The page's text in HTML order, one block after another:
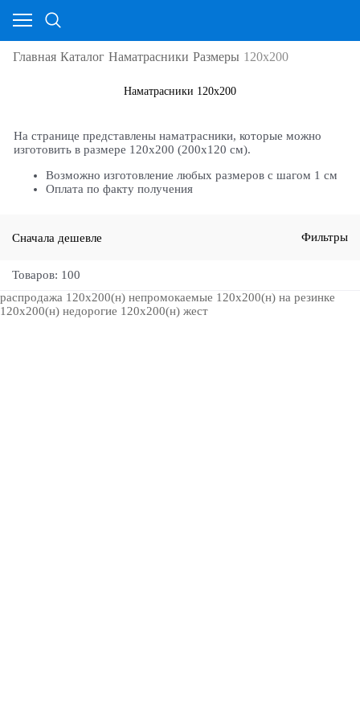
Главная Каталог Наматрасники Размеры 120х200
Наматрасники 120х200
На странице представлены наматрасники, которые можно
изготовить в размере 120х200 (200х120 см).
Возможно изготовление любых размеров с шагом 1 см
Оплата по факту получения
Сначала дешевле Фильтры
Товаров: 100
распродажа 120х200(н) непромокаемые 120х200(н) на резинке
120х200(н) недорогие 120х200(н) жест